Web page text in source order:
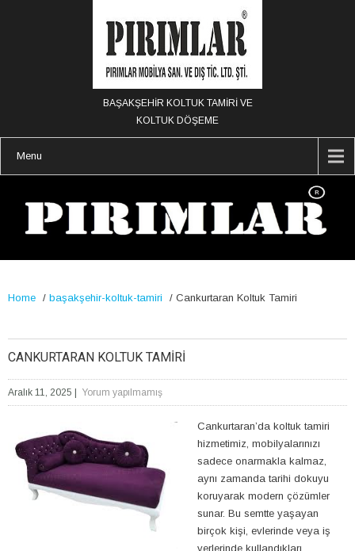
BAŞAKŞEHİR KOLTUK TAMİRİ VE
KOLTUK DÖŞEME
Menu
Home / başakşehir-koltuk-tamiri / Cankurtaran Koltuk Tamiri
CANKURTARAN KOLTUK TAMIRI
Aralık 11, 2025 | Yorum yapılmamış
Cankurtaran’da koltuk tamiri
hizmetimiz, mobilyalarınızı
sadece onarmakla kalmaz,
aynı zamanda tarihi dokuyu
koruyarak modern çözümler
sunar. Bu semtte yaşayan
birçok kişi, evlerinde veya iş
yerlerinde kullandıkları